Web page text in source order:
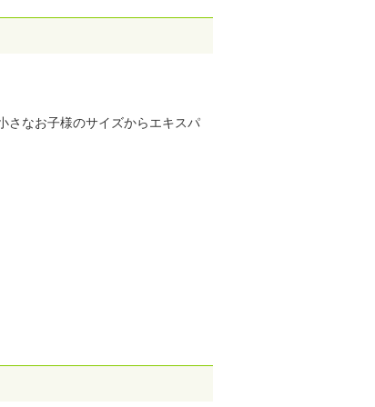
さなお子様のサイズからエキスパ